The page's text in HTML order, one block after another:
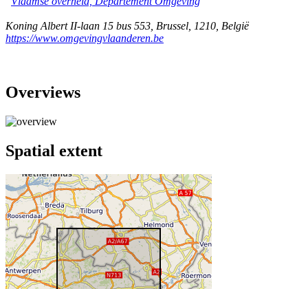
Koning Albert II-laan 15 bus 553 Brussel 1210 België
https://www.omgevingvlaanderen.be
Overviews
Spatial extent